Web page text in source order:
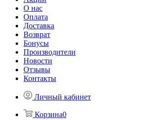
О нас
Оплата
Доставка
Возврат
Бонусы
Производители
Новости
Отзывы
Контакты
Личный кабинет
Корзина0